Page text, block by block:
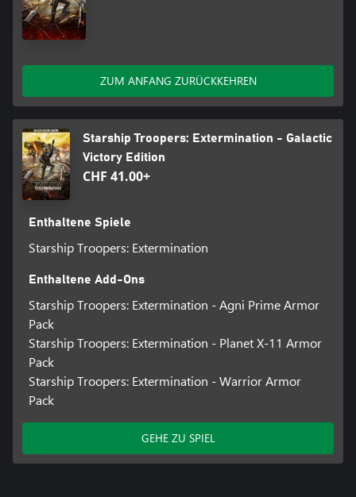
ZUM ANFANG ZURÜCKKEHREN
Starship Troopers: Extermination - Galactic
Victory Edition
CHF 41.00+
Enthaltene Spiele
Starship Troopers: Extermination
Enthaltene Add-Ons
Starship Troopers: Extermination - Agni Prime Armor
Pack
Starship Troopers: Extermination - Planet X-11 Armor
Pack
Starship Troopers: Extermination - Warrior Armor
Pack
GEHE ZU SPIEL